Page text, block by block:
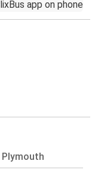
Plymouth